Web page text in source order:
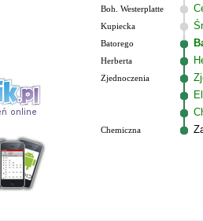
Boh. Westerplatte
Kupiecka
Batorego
Herberta
Zjednoczenia
Chemiczna